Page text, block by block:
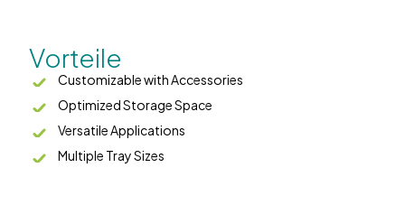
Vorteile
Customizable with Accessories
Optimized Storage Space
Versatile Applications
Multiple Tray Sizes